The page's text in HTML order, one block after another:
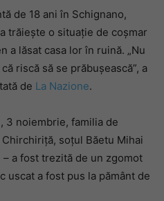
de 18 ani în Schignano,
trăiește o situație de coșmar
a lăsat casa lor în ruină. „Nu
riscă să se prăbușească”, a
de La Nazione.
3 noiembrie, familia de
soțul Băetu Mihai
a fost trezită de un zgomot
uscat a fost pus la pământ de